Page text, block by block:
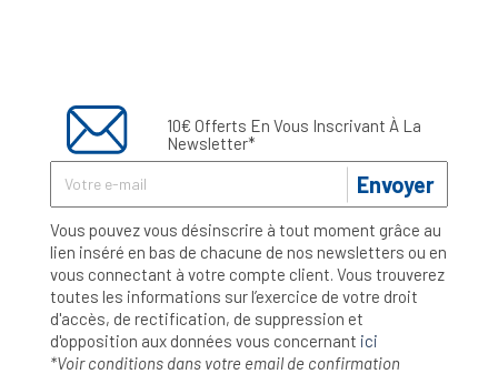
10€ Offerts En Vous Inscrivant À La
Newsletter*
Envoyer
Vous pouvez vous désinscrire à tout moment grâce au
lien inséré en bas de chacune de nos newsletters ou en
vous connectant à votre compte client. Vous trouverez
toutes les informations sur l’exercice de votre droit
d'accès, de rectification, de suppression et
d'opposition aux données vous concernant ici
*Voir conditions dans votre email de confirmation